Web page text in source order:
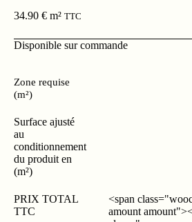
34.90 € m² TTC
Disponible sur commande
Zone requise
(m²)
Surface ajusté
au
conditionnement
du produit en
(m²)
PRIX TOTAL
TTC
<span
amount